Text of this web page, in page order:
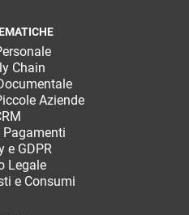
Chain
Aziende
Pagamenti
e GDPR
Legale
e Consumi